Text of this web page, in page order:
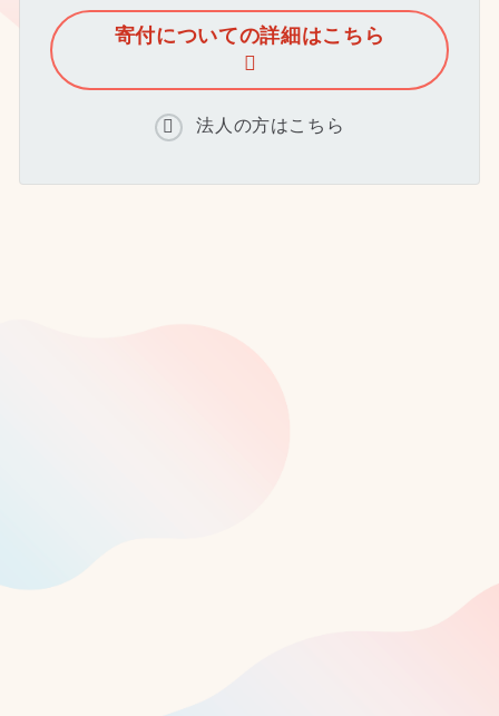
寄付についての詳細はこちら
法人の方はこちら